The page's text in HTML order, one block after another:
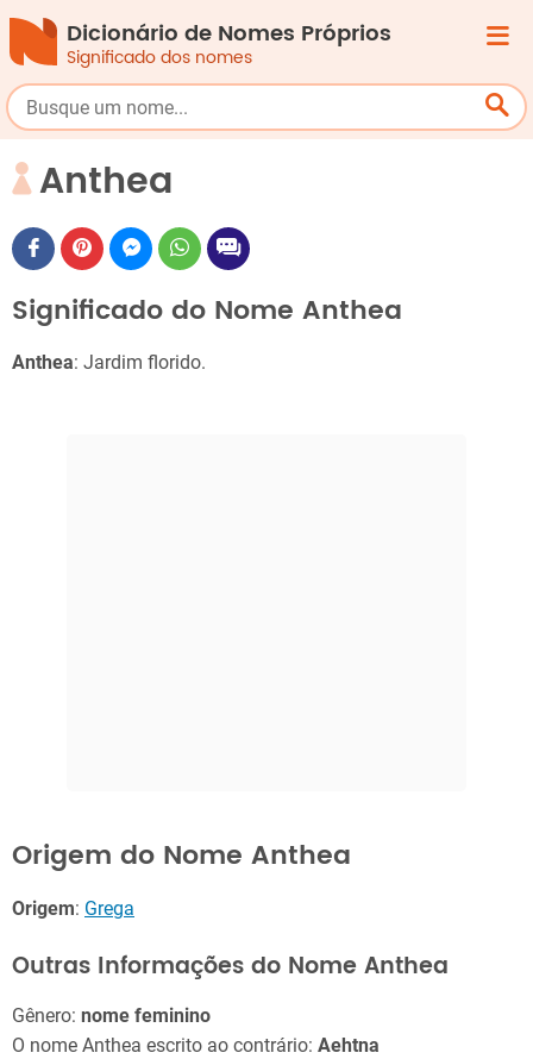
Dicionário de Nomes Próprios
Significado dos nomes
Anthea
Significado do Nome Anthea
Anthea: Jardim florido.
Origem do Nome Anthea
Origem: Grega
Outras Informações do Nome Anthea
Gênero: nome feminino
O nome Anthea escrito ao contrário: Aehtna